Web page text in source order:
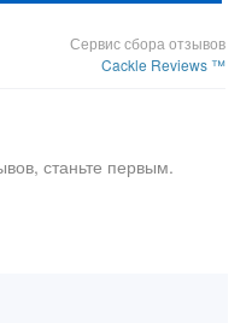
Сервис сбора отзывов
Cackle Reviews ™
станьте первым.